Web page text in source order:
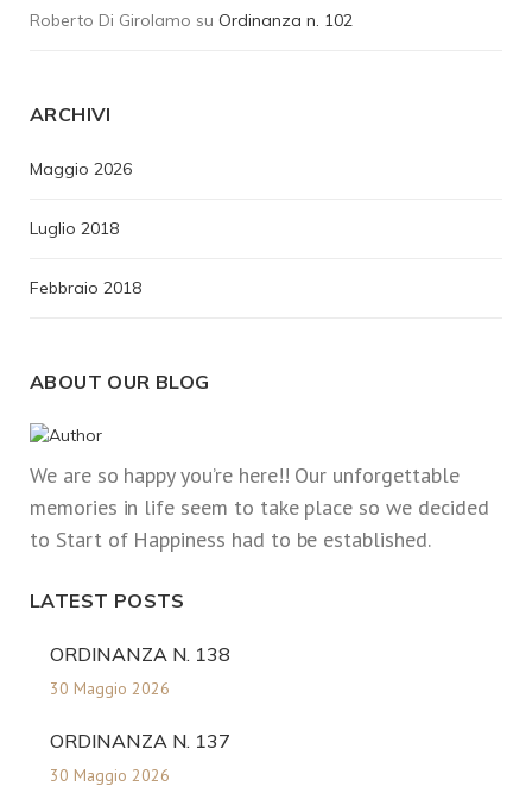
Roberto Di Girolamo su Ordinanza n. 102
ARCHIVI
Maggio 2026
Luglio 2018
Febbraio 2018
ABOUT OUR BLOG
We are so happy you’re here!! Our unforgettable
memories in life seem to take place so we decided
to Start of Happiness had to be established.
LATEST POSTS
ORDINANZA N. 138
30 Maggio 2026
ORDINANZA N. 137
30 Maggio 2026